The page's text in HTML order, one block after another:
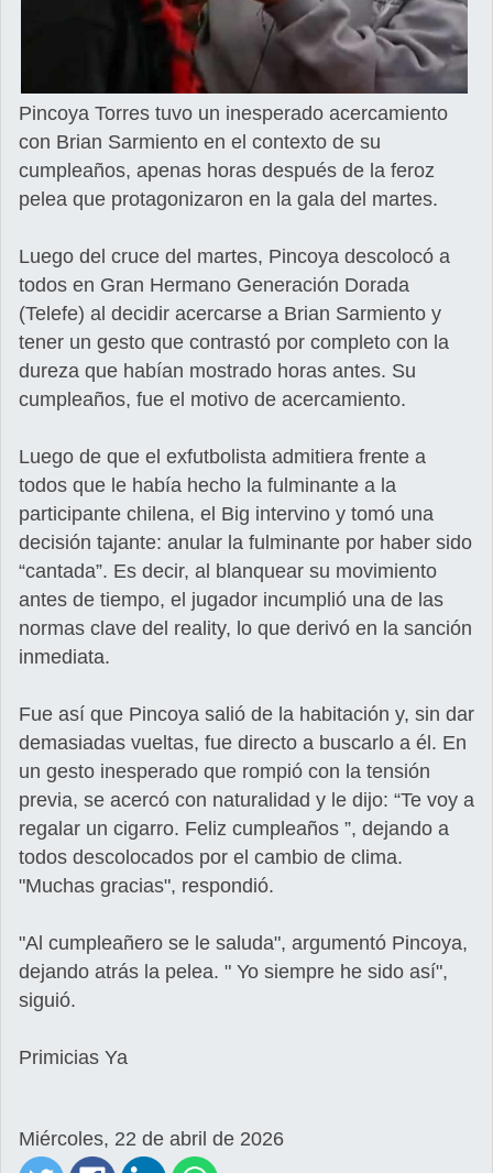
Pincoya Torres tuvo un inesperado acercamiento
con Brian Sarmiento en el contexto de su
cumpleaños, apenas horas después de la feroz
pelea que protagonizaron en la gala del martes.
Luego del cruce del martes, Pincoya descolocó a
todos en Gran Hermano Generación Dorada
(Telefe) al decidir acercarse a Brian Sarmiento y
tener un gesto que contrastó por completo con la
dureza que habían mostrado horas antes. Su
cumpleaños, fue el motivo de acercamiento.
Luego de que el exfutbolista admitiera frente a
todos que le había hecho la fulminante a la
participante chilena, el Big intervino y tomó una
decisión tajante: anular la fulminante por haber sido
“cantada”. Es decir, al blanquear su movimiento
antes de tiempo, el jugador incumplió una de las
normas clave del reality, lo que derivó en la sanción
inmediata.
Fue así que Pincoya salió de la habitación y, sin dar
demasiadas vueltas, fue directo a buscarlo a él. En
un gesto inesperado que rompió con la tensión
previa, se acercó con naturalidad y le dijo: “Te voy a
regalar un cigarro. Feliz cumpleaños ”, dejando a
todos descolocados por el cambio de clima.
"Muchas gracias", respondió.
"Al cumpleañero se le saluda", argumentó Pincoya,
dejando atrás la pelea. " Yo siempre he sido así",
siguió.
Primicias Ya
Miércoles, 22 de abril de 2026